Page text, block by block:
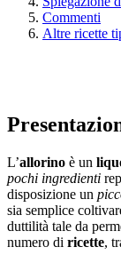
Commenti
Altre ricette
L’allorino è un
pochi ingredienti
disposizione un
sia semplice
duttilità tale da
numero di ricette,